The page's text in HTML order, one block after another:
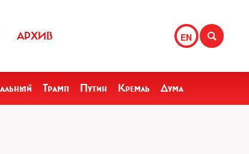
EN
АРХИВ
Трамп Путин Кремль Дума